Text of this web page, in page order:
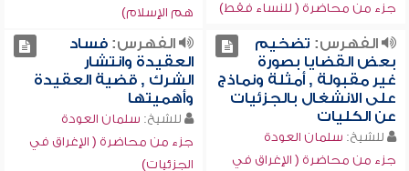
جزء من محاضرة ( للنساء فقط)
هم الإسلام)
الفهرس: تضخيم
بعض القضايا بصورة
غير مقبولة , أمثلة ونماذج
على الانشغال بالجزئيات
عن الكليات
للشيخ: سلمان العودة
جزء من محاضرة ( الإغراق في
الفهرس:فساد
العقيدة وانتشار
الشرك , قضية العقيدة
وأهميتها
للشيخ: سلمان العودة
جزء من محاضرة ( الإغراق في
الجزئيات)